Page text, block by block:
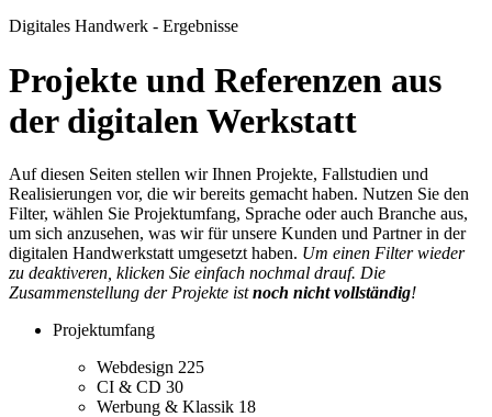
Digitales Handwerk - Ergebnisse
Projekte und Referenzen aus
der digitalen Werkstatt
Auf diesen Seiten stellen wir Ihnen Projekte, Fallstudien und
Realisierungen vor, die wir bereits gemacht haben. Nutzen Sie den
Filter, wählen Sie Projektumfang, Sprache oder auch Branche aus,
um sich anzusehen, was wir für unsere Kunden und Partner in der
digitalen Handwerkstatt umgesetzt haben. Um einen Filter wieder
zu deaktiveren, klicken Sie einfach nochmal drauf. Die
Zusammenstellung der Projekte istnoch nicht vollständig!
Projektumfang
Webdesign 225
CI & CD 30
Werbung & Klassik 18